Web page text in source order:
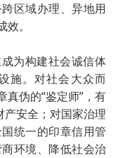
区域办理、异地用
。
为构建社会诚信体
施。对社会大众而
真伪的“鉴定师”，有
产安全；对国家治理
统一的印章信用管
环境、降低社会治